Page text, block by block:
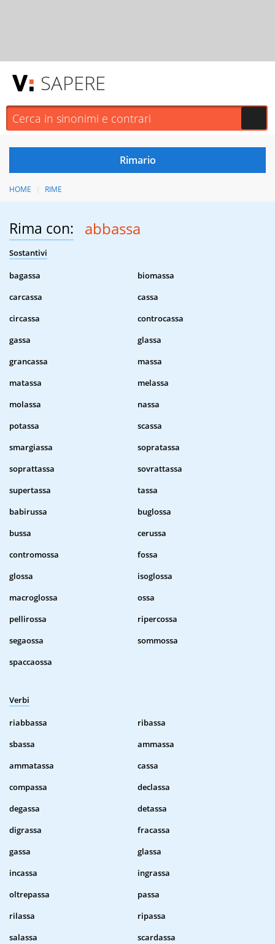
SAPERE
HOME RIME
Rima con: abbassa
Sostantivi
bagassa
biomassa
carcassa
cassa
circassa
controcassa
gassa
glassa
grancassa
massa
matassa
melassa
molassa
nassa
potassa
scassa
smargiassa
sopratassa
soprattassa
sovrattassa
supertassa
tassa
babirussa
buglossa
bussa
cerussa
contromossa
fossa
glossa
isoglossa
macroglossa
ossa
pellirossa
ripercossa
segaossa
sommossa
spaccaossa
Verbi
riabbassa
ribassa
sbassa
ammassa
ammatassa
cassa
compassa
declassa
degassa
detassa
digrassa
fracassa
gassa
glassa
incassa
ingrassa
oltrepassa
passa
rilassa
ripassa
salassa
scardassa